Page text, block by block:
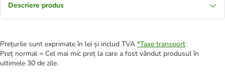
Descriere produs
Prețurile sunt exprimate în lei și includ TVA *Taxe transport
Preț normal = Cel mai mic preț la care a fost vândut produsul în
ultimele 30 de zile.